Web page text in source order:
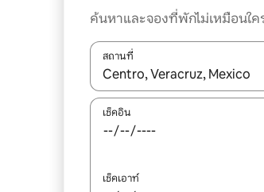
ค้นหาและจองที่พักไม่เหมือนใค
สถานที่
ใช้ลูกศรขึ้นลง หรือใช้การสัมผัสห
เช็คอิน
เช็คเอาท์